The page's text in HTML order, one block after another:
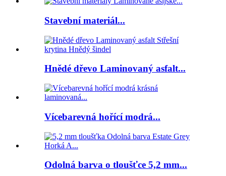
Stavební materiál...
Hnědé dřevo Laminovaný asfalt...
Vícebarevná hořící modrá...
Odolná barva o tloušťce 5,2 mm...